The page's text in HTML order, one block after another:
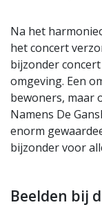
Na het
het concert
bijzonder
omgeving. Een
bewoners, maar
Namens De
enorm
bijzonder voor
Beelden bij